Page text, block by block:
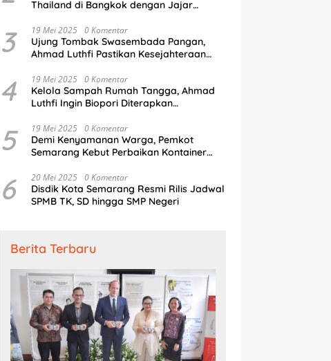
Menyusuri Jejak Arthur
Rimbaud di Semarang,
Persinggahan Singkat Sang
Penyair Dunia
Digital, AI Jadi Andalan Tata
Kelola Kota Semarang
Thailand di Bangkok dengan Jajar
3 19 Mei 2025 0 Komentar
Ujung Tombak Swasembada Pangan,
Ahmad Luthfi Pastikan Kesejahteraan
4 19 Mei 2025 0 Komentar
Kelola Sampah Rumah Tangga, Ahmad
Luthfi Ingin Biopori Diterapkan
5 19 Mei 2025 0 Komentar
Demi Kenyamanan Warga, Pemkot
Semarang Kebut Perbaikan Kontainer
6 20 Mei 2025 0 Komentar
Disdik Kota Semarang Resmi Rilis Jadwal
SPMB TK, SD hingga SMP Negeri
Berita Terbaru